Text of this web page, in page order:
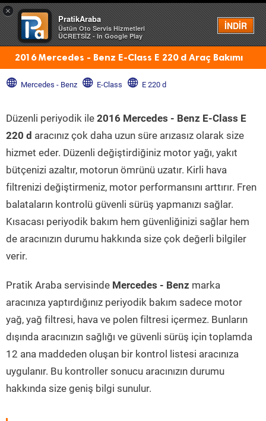
×
PratikAraba
Üstün Oto Servis Hizmetleri
ÜCRETSİZ - In Google Play
İNDİR
Menü
2016 Mercedes - Benz E-Class E 220 d Araç Bakımı
Mercedes - Benz E-Class E 220 d
Düzenli periyodik ile 2016 Mercedes - Benz E-Class E
220 d aracınız çok daha uzun süre arızasız olarak size
hizmet eder. Düzenli değiştirdiğiniz motor yağı, yakıt
bütçenizi azaltır, motorun ömrünü uzatır. Kirli hava
filtrenizi değiştirmeniz, motor performansını arttırır. Fren
balataların kontrolü güvenli sürüş yapmanızı sağlar.
Kısacası periyodik bakım hem güvenliğinizi sağlar hem
de aracınızın durumu hakkında size çok değerli bilgiler
verir.
Pratik Araba servisinde Mercedes - Benz marka
aracınıza yaptırdığınız periyodik bakım sadece motor
yağ, yağ filtresi, hava ve polen filtresi içermez. Bunların
dışında aracınızın sağlığı ve güvenli sürüş için toplamda
12 ana maddeden oluşan bir kontrol listesi aracınıza
uygulanır. Bu kontroller sonucu aracınızın durumu
hakkında size geniş bilgi sunulur.